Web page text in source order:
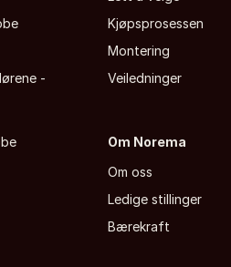
-
Kjøpsprosessen
Montering
Veiledninger
Om Norema
Om oss
Ledige stillinger
Bærekraft